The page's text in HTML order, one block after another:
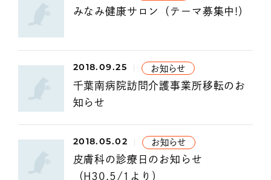
みなみ健康サロン（テーマ募集中!）
2018.09.25 お知らせ
千葉南病院訪問介護事業所移転のお
知らせ
2018.05.02 お知らせ
皮膚科の診療日のお知らせ
（H30.5/1より）